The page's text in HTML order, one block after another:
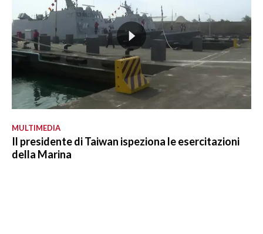
MULTIMEDIA
Il presidente di Taiwan ispeziona le esercitazioni
della Marina